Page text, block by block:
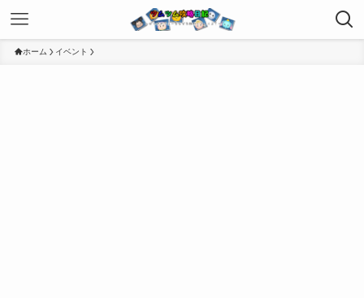
ホーム イベント